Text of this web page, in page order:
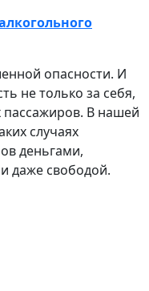
опасности. И
не только за себя,
пассажиров. В нашей
случаях
деньгами,
и даже свободой.